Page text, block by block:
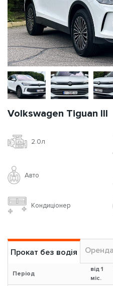
Volkswagen Tiguan III
2.0л
Авто
Кондиціонер
Прокат без водія
Період
від 1
міс.